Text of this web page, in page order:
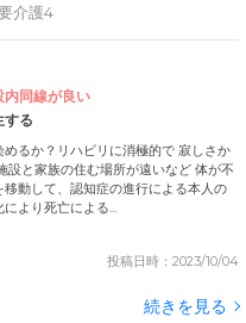
介護4
同線が良い
する
るか？リハビリに消極的で 寂しさか
設と家族の住む場所が遠いなど 体が不
動して、認知症の進行による本人の
より死亡による...
投稿日時：2023/10/04
続きを見る